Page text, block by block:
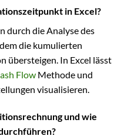
in Excel?
durch die Analyse des
die kumulierten
übersteigen. In Excel lässt
Flow Methode und
visualisieren.
und wie